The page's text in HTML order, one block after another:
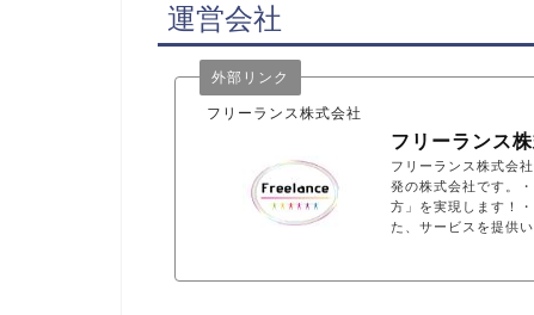
運営会社
フリーランス株式会社
外部リンク
フリーランス
フリーランス株式会
発の株式会社です。
方」を実現します！
た、サービスを提供い